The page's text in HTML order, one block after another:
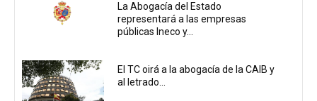
La Abogacía del Estado
representará a las empresas
públicas Ineco y...
El TC oirá a la abogacía de la CAIB y
al letrado...